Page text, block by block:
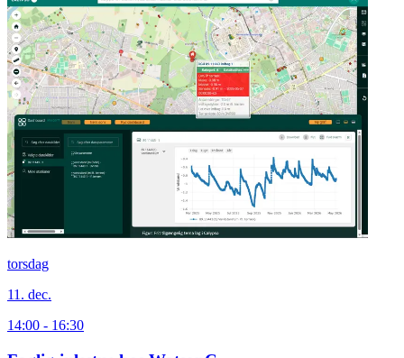
torsdag
11. dec.
14:00 - 16:30